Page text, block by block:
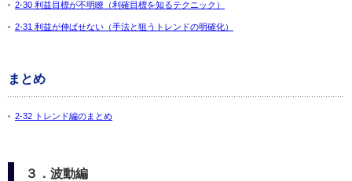
2-30 利益目標が不明瞭（利確目標を知るテクニック）
2-31 利益が伸ばせない（手法と狙うトレンドの明確化）
まとめ
2-32 トレンド編のまとめ
３．波動編